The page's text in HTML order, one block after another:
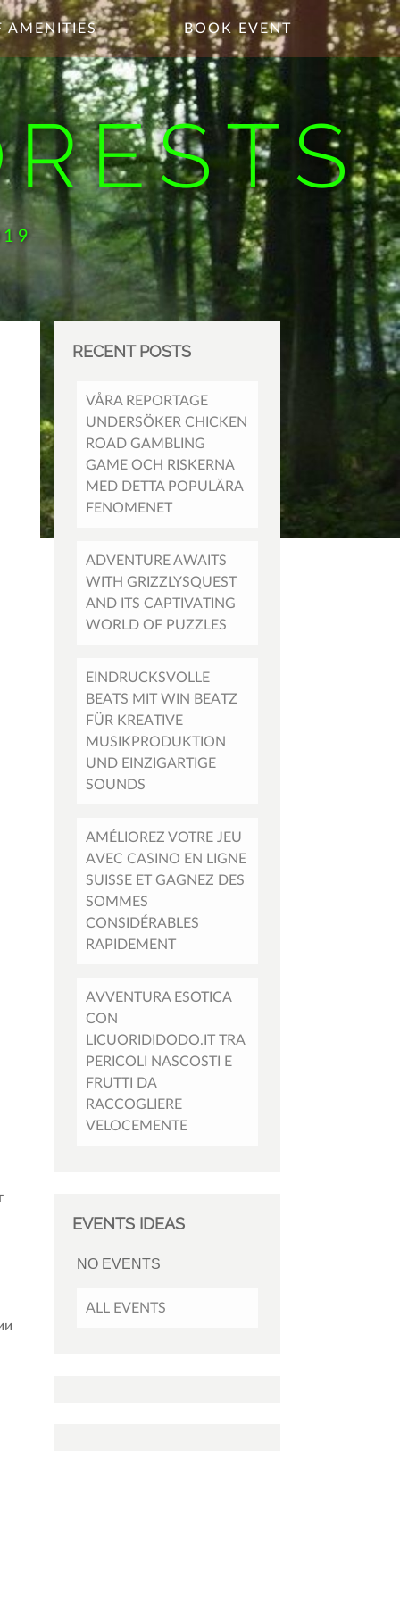
AMENITIES BOOK EVENT
RECENT POSTS
VÅRA REPORTAGE
UNDERSÖKER CHICKEN
ROAD GAMBLING
GAME OCH RISKERNA
MED DETTA POPULÄRA
FENOMENET
ADVENTURE AWAITS
WITH GRIZZLYSQUEST
AND ITS CAPTIVATING
WORLD OF PUZZLES
EINDRUCKSVOLLE
BEATS MIT WIN BEATZ
FÜR KREATIVE
MUSIKPRODUKTION
UND EINZIGARTIGE
SOUNDS
AMÉLIOREZ VOTRE JEU
AVEC CASINO EN LIGNE
SUISSE ET GAGNEZ DES
SOMMES
CONSIDÉRABLES
RAPIDEMENT
AVVENTURA ESOTICA
CON
LICUORIDIDODO.IT TRA
PERICOLI NASCOSTI E
FRUTTI DA
RACCOGLIERE
VELOCEMENTE
EVENTS IDEAS
NO EVENTS
ALL EVENTS